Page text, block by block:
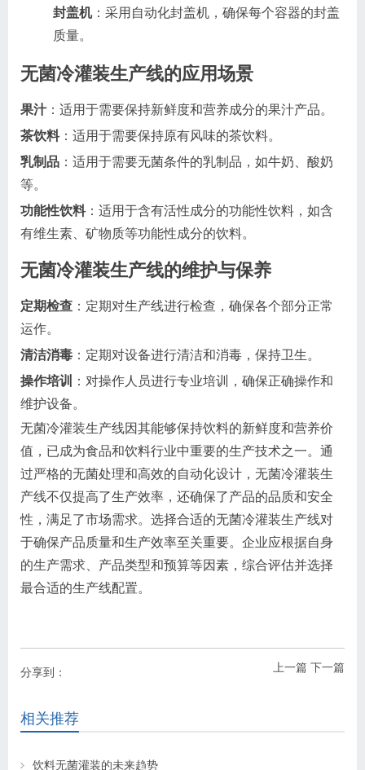
封盖机：采用自动化封盖机，确保每个容器的封盖
质量。
无菌冷灌装生产线的应用场景
果汁：适用于需要保持新鲜度和营养成分的果汁产品。
茶饮料：适用于需要保持原有风味的茶饮料。
乳制品 ：适用于需要无菌条件的乳制品，如牛奶、酸奶
等。
功能性饮料：适用于含有活性成分的功能性饮料，如含
有维生素、矿物质等功能性成分的饮料。
无菌冷灌装生产线的维护与保养
定期检查 ：定期对生产线进行检查，确保各个部分正常
运作。
清洁消毒 ：定期对设备进行清洁和消毒，保持卫生。
操作培训
：对操作人员进行专业培训，确保正确操作和
维护设备。
无菌冷灌装生产线因其能够保持饮料的新鲜度和营养价
值，已成为食品和饮料行业中重要的生产技术之一。通
过严格的无菌处理和高效的自动化设计，无菌冷灌装生
产线不仅提高了生产效率，还确保了产品的品质和安全
性，满足了市场需求。选择合适的无菌冷灌装生产线对
于确保产品质量和生产效率至关重要。企业应根据自身
的生产需求、产品类型和预算等因素，综合评估并选择
最合适的生产线配置。
上一篇 下一篇
分享到：
相关推荐
饮料无菌灌装的未来趋势